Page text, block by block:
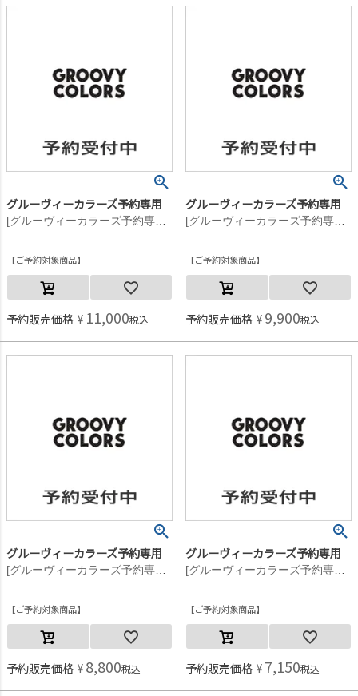
グルーヴィーカラーズ予約専用
[グルーヴィーカラーズ予約専用] GRVYCLRS クルーネックニット【9月入荷予定】 2BK黒
ご予約対象商品
予約販売価格 ¥ 11,000税込
グルーヴィーカラーズ予約専用
[グルーヴィーカラーズ予約専用] テンジク GCS ポケット L/S TEE【8月入荷予定】 3GRグレー
ご予約対象商品
予約販売価格 ¥ 9,900税込
グルーヴィーカラーズ予約専用
[グルーヴィーカラーズ予約専用] テンジク GCS ポケット L/S TEE【8月入荷予定】 3GRグレー
ご予約対象商品
予約販売価格 ¥ 8,800税込
グルーヴィーカラーズ予約専用
[グルーヴィーカラーズ予約専用] テンジク GCS ポケット L/S TEE【8月入荷予定】 3GRグレー
ご予約対象商品
予約販売価格 ¥ 7,150税込